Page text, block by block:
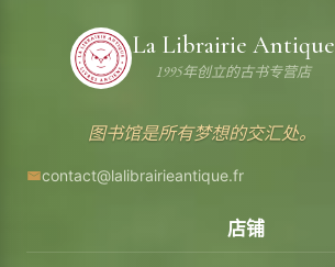
La Librairie Antique
1995年创立的古书专营店
图书馆是所有梦想的交汇处。
contact@lalibrairieantique.fr
店铺